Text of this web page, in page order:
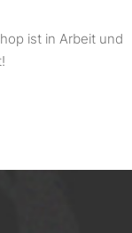
ist in Arbeit und